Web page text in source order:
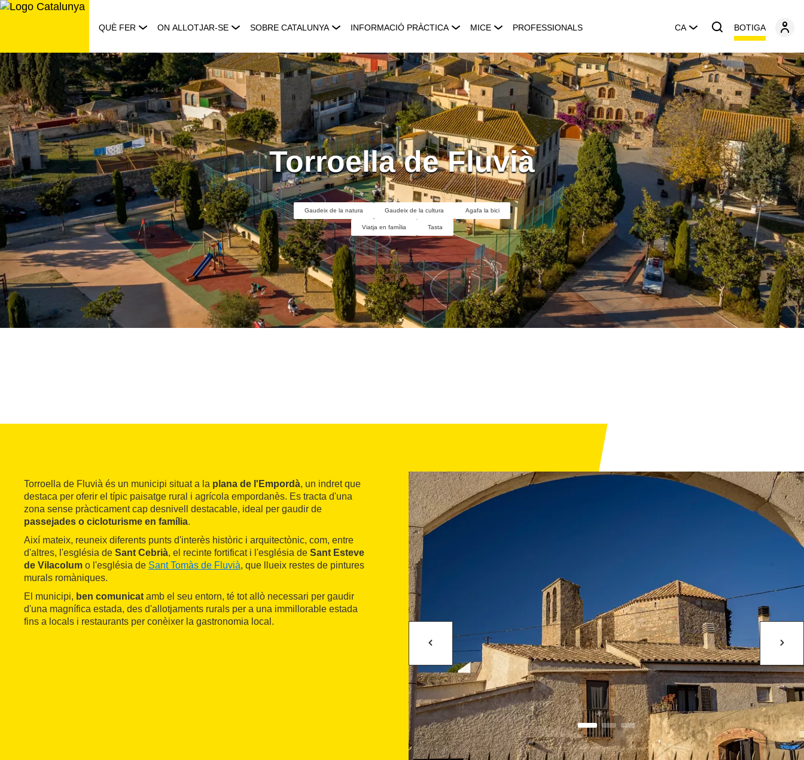
Saltar
QUÈ FER ON ALLOTJAR-SE SOBRE CATALUNYA INFORMACIÓ PRÀCTICA MICE PROFESSIONALS CA BOTIGA
Torroella de Fluvià
Gaudeix de la natura Gaudeix de la cultura Agafa la bici
Viatja en família Tasta
Torroella de Fluvià és un municipi situat a la plana de l'Empordà, un indret que
destaca per oferir el típic paisatge rural i agrícola empordanès. Es tracta d'una
zona sense pràcticament cap desnivell destacable, ideal per gaudir de
passejades o cicloturisme en família.
Així mateix, reuneix diferents punts d'interès històric i arquitectònic, com, entre
d'altres, l'església de Sant Cebrià, el recinte fortificat i l'església de Sant Esteve
de Vilacolum o l'església de Sant Tomàs de Fluvià, que llueix restes de pintures
murals romàniques.
El municipi, ben comunicat amb el seu entorn, té tot allò necessari per gaudir
d'una magnífica estada, des d'allotjaments rurals per a una immillorable estada
fins a locals i restaurants per conèixer la gastronomia local.